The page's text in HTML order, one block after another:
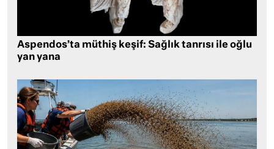
Aspendos’ta müthiş keşif: Sağlık tanrısı ile oğlu
yan yana